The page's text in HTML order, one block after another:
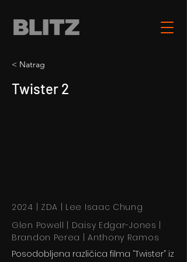
< Natrag
Twister 2
2024 | ZDA | Lee Isaac Chung
Glen Powell | Daisy Edgar-Jones |
Brandon Perea | Anthony Ramos
Posodobljena različica filma “Twister” iz